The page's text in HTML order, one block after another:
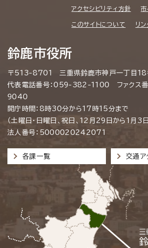
アクセシビリティ方針 市
このサイトについて リン
鈴鹿市役所
〒513-8701 三重県鈴鹿市神戸一丁目18
代表電話番号：059-382-1100 ファクス
9040
開庁時間：8時30分から17時15分まで
（土曜日・日曜日、祝日、12月29日から1月3日
法人番号：5000020242071
各課一覧 交通ア